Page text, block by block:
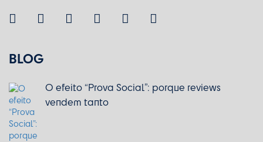
BLOG
O efeito “Prova Social”: porque reviews
vendem tanto